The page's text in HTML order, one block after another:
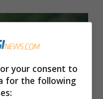
your consent to
for the following